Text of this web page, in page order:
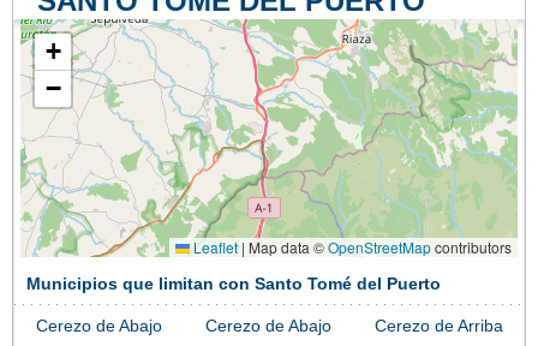
+
−
Leaflet | Map data ©OpenStreetMapcontributors
Municipios que limitan con Santo Tomé del Puerto
Cerezo de Abajo Cerezo de Abajo Cerezo de Arriba